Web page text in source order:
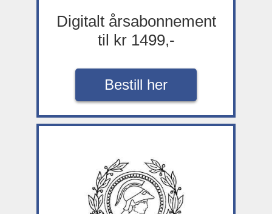
Digitalt årsabonnement
til kr 1499,-
Bestill her